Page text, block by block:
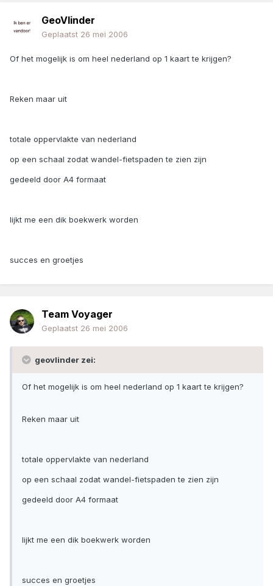
GeoVlinder
Geplaatst 26 mei 2006
Of het mogelijk is om heel nederland op 1 kaart te krijgen?
Reken maar uit
totale oppervlakte van nederland
op een schaal zodat wandel-fietspaden te zien zijn
gedeeld door A4 formaat
lijkt me een dik boekwerk worden
succes en groetjes
Team Voyager
Geplaatst 26 mei 2006
geovlinder zei:
Of het mogelijk is om heel nederland op 1 kaart te krijgen?
Reken maar uit
totale oppervlakte van nederland
op een schaal zodat wandel-fietspaden te zien zijn
gedeeld door A4 formaat
lijkt me een dik boekwerk worden
succes en groetjes